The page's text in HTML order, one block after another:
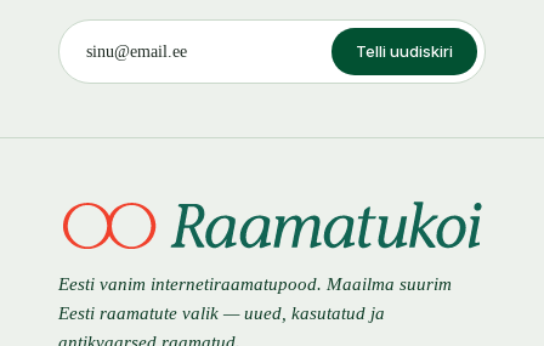
Telli uudiskiri
Eesti vanim internetiraamatupood. Maailma suurim
Eesti raamatute valik — uued, kasutatud ja